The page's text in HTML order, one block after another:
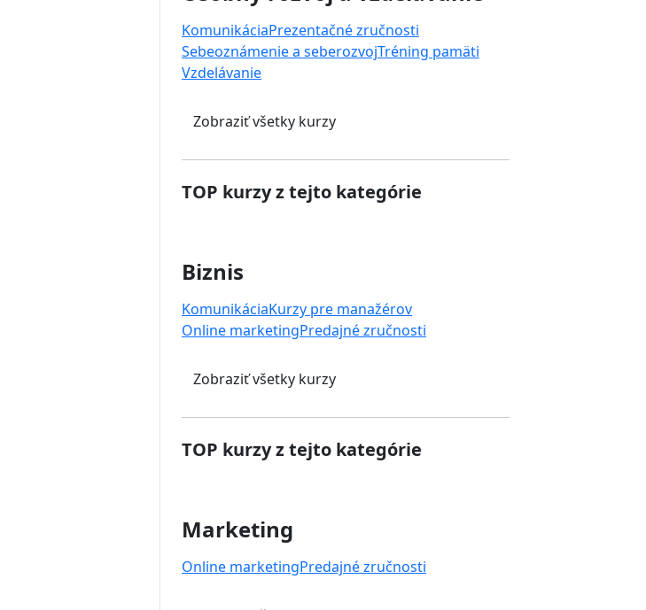
KomunikáciaPrezentačné zručnosti
Sebeoznámenie a seberozvojTréning pamäti
Vzdelávanie
Zobraziť všetky kurzy
TOP kurzy z tejto kategórie
Biznis
KomunikáciaKurzy pre manažérov
Online marketingPredajné zručnosti
Zobraziť všetky kurzy
TOP kurzy z tejto kategórie
Marketing
Online marketingPredajné zručnosti